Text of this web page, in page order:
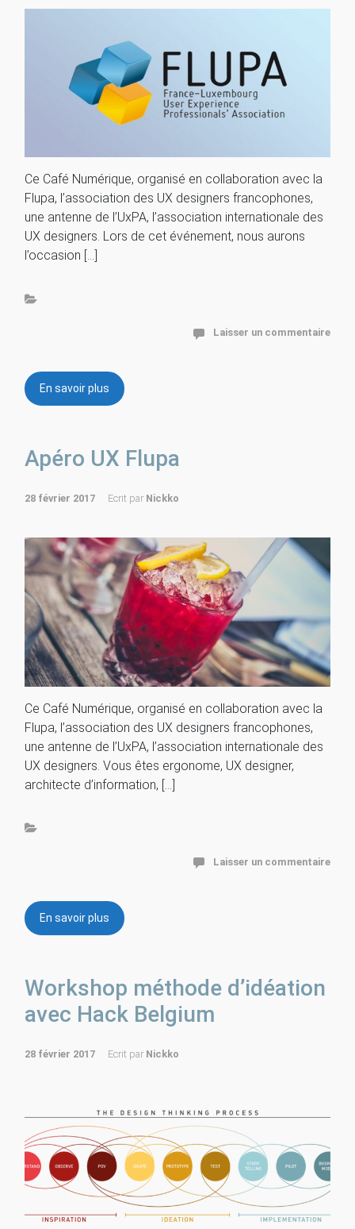
Ce Café Numérique, organisé en collaboration avec la
Flupa, l’association des UX designers francophones,
une antenne de l’UxPA, l’association internationale des
UX designers. Lors de cet événement, nous aurons
l’occasion […]
Laisser un commentaire
En savoir plus
Apéro UX Flupa
28 février 2017 Ecrit par Nickko
Ce Café Numérique, organisé en collaboration avec la
Flupa, l’association des UX designers francophones,
une antenne de l’UxPA, l’association internationale des
UX designers. Vous êtes ergonome, UX designer,
architecte d’information, […]
Laisser un commentaire
En savoir plus
Workshop méthode d’idéation
avec Hack Belgium
28 février 2017 Ecrit par Nickko